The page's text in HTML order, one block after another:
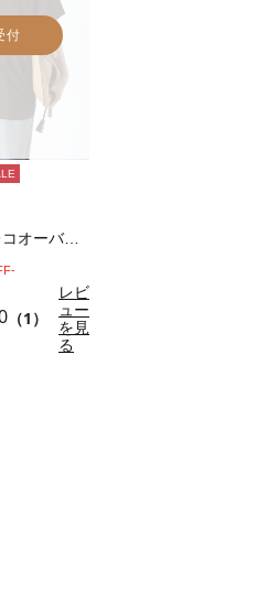
付
シアースラブテレコオーバートップス
（1）
レビ
ュー
を見
る